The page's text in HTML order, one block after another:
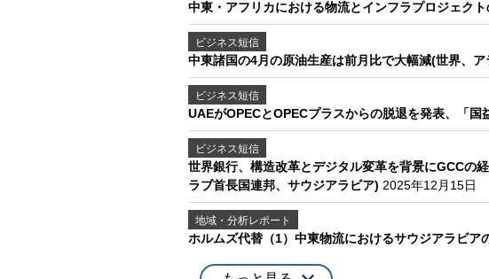
中東・アフリカにおける物流とインフラプロジェク
ビジネス短信
中東諸国の4月の原油生産は前月比で大幅減(世界、
ビジネス短信
UAEがOPECとOPECプラスからの脱退を発表、「
ビジネス短信
世界銀行、構造改革とデジタル変革を背景にGCCの
ラブ首長国連邦、サウジアラビア) 2025年12月15日
地域・分析レポート
ホルムズ代替（1）中東物流におけるサウジアラビア